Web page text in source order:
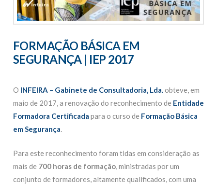
FORMAÇÃO BÁSICA EM
SEGURANÇA | IEP 2017
O INFEIRA – Gabinete de Consultadoria, Lda.obteve, em
maio de 2017, a renovação do reconhecimento de Entidade
Formadora Certificada para o curso de Formação Básica
em Segurança.
Para este reconhecimento foram tidas em consideração as
mais de 700 horas de formação, ministradas por um
conjunto de formadores, altamente qualificados, com uma